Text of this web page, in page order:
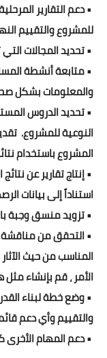
• دعم التقارير
للمشروع والتقييم
• تحديد المجالات
• متابعة أنشطة
والمعلومات بشكل
• تحديد الدروس
النوعية للمشروع.
المشروع باستخدام
• إنتاج تقارير عن
استناداً إلى بيانات
• تزويد منسق وجبة
• التحقق من
المناسب من حيث
الأمر ، قم بإنشاء
• وضع خطة لبناء
والتقييم وأي دعم
• دعم المهام